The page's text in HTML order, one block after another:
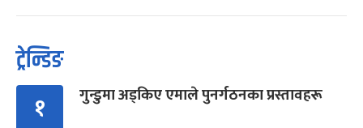
ट्रेन्डिङ
१ गुन्डुमा अड्किए एमाले पुनर्गठनका प्रस्तावहरू